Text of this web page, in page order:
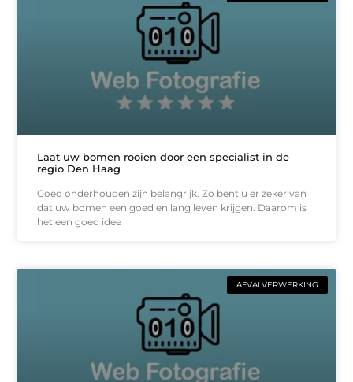
Laat uw bomen rooien door een specialist in de
regio Den Haag
Goed onderhouden zijn belangrijk. Zo bent u er zeker van
dat uw bomen een goed en lang leven krijgen. Daarom is
het een goed idee
AFVALVERWERKING